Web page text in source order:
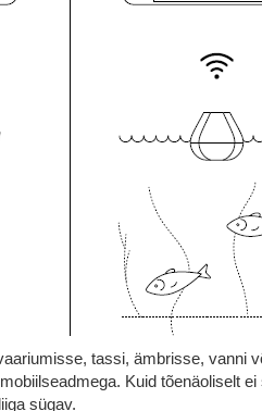
tassi, ämbrisse,
Kuid tõenäoliselt
sügav.